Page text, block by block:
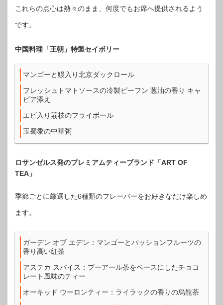
これらの点心は熱々のまま、何度でもお席へ提供されるよう
です。
中国料理「王朝」特製セイボリー
マンゴーと鰻入り北京ダックロール
フレッシュトマトソースの冷製ビーフン 葱油の香り キャ
ビア添え
エビ入り茘枝のフライボール
玉蜀黍の中華粥
ロサンゼルス発のプレミアムティーブランド「ART OF
TEA」
季節ごとに厳選した6種類のフレーバーをお好きなだけ楽しめ
ます。
ガーデン オブ エデン：マンゴーとパッションフルーツの
香り高い紅茶
アステカ スパイス：プーアール茶をベースにしたチョコ
レート風味のティー
オーキッド ウーロンティー：ライラックの香りの烏龍茶